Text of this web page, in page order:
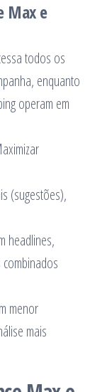
Max e
todos os
enquanto
operam em
(sugestões),
headlines,
menor
mais